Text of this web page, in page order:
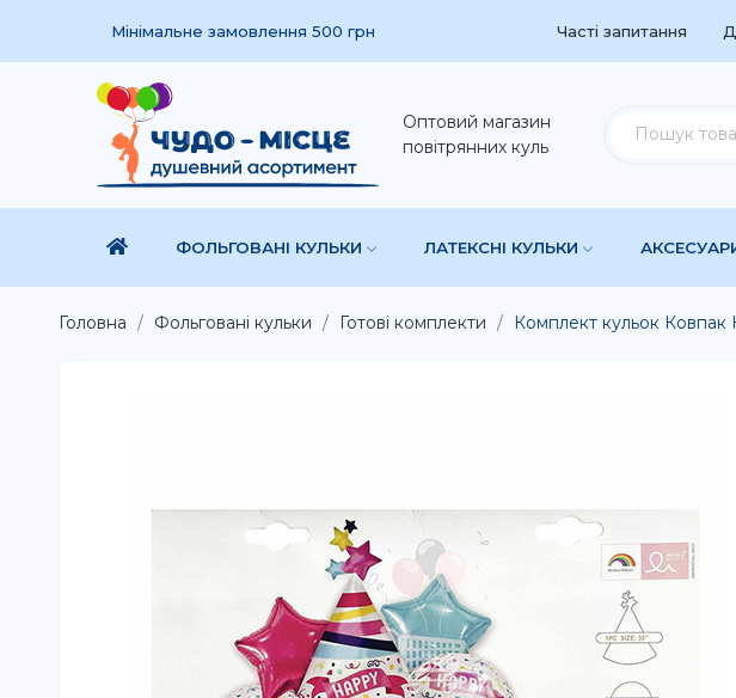
Мінімальне замовлення 500 грн Часті запитання
Оптовий магазин
повітрянних куль
ФОЛЬГОВАНІ КУЛЬКИ ЛАТЕКСНІ КУЛЬКИ
Головна Фольговані кульки Готові комплекти Комплект кульок Ковпак